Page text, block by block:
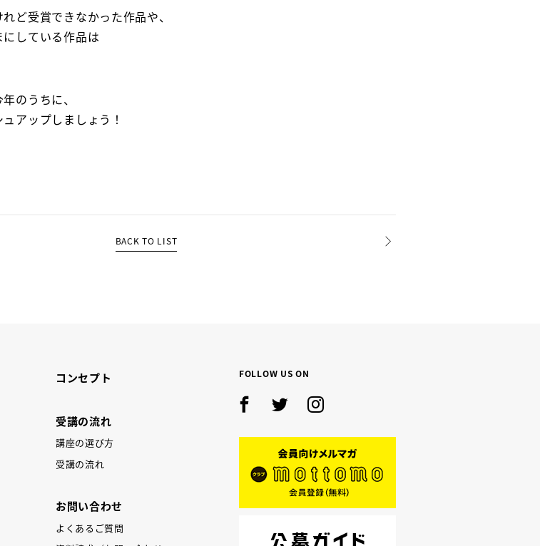
ど受賞できなかった作品や、
している作品は
のうちに、
アップしましょう！
BACK TO LIST
コンセプト
受講の流れ
講座の選び方
受講の流れ
お問い合わせ
よくあるご質問
FOLLOW US ON
Facebook
TwitterInstagram